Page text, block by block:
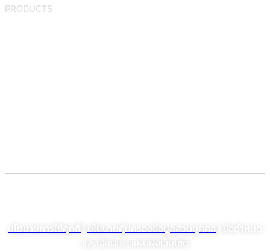
PRODUCTS
นโยบายการใช้คุกกี้ นโยบายคุ้มครองข้อมูลส่วนบุคคล
และเงื่อนไข | แผนผังเว็บไซต์